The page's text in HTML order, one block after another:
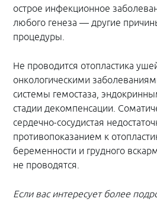
острое инфекционное
любого генеза — другие
процедуры.
Не проводится отопластика
онкологическими
системы гемостаза,
стадии декомпенсации.
сердечно-сосудистая
противопоказанием к
беременности и грудного
не проводятся.
Если вас интересует более